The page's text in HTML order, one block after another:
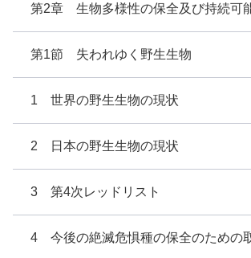
第2章 生物多様性の保全及び持続可
第1節 失われゆく野生生物
1 世界の野生生物の現状
2 日本の野生生物の現状
3 第4次レッドリスト
4 今後の絶滅危惧種の保全のための